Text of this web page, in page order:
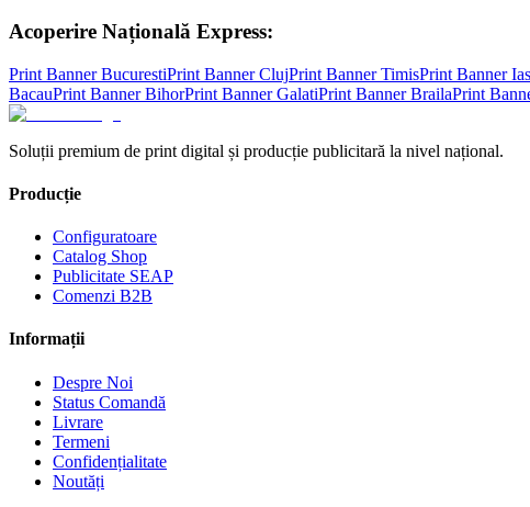
Acoperire Națională Express:
Print BannerBucurestiPrint BannerClujPrint BannerTimisPrint Banner
BacauPrint BannerBihorPrint BannerGalatiPrint BannerBrailaPrint
Soluții premium de print digital și producție publicitară la nivel național.
Producție
Configuratoare
Catalog Shop
Publicitate SEAP
Comenzi B2B
Informații
Despre Noi
Status Comandă
Livrare
Termeni
Confidențialitate
Noutăți